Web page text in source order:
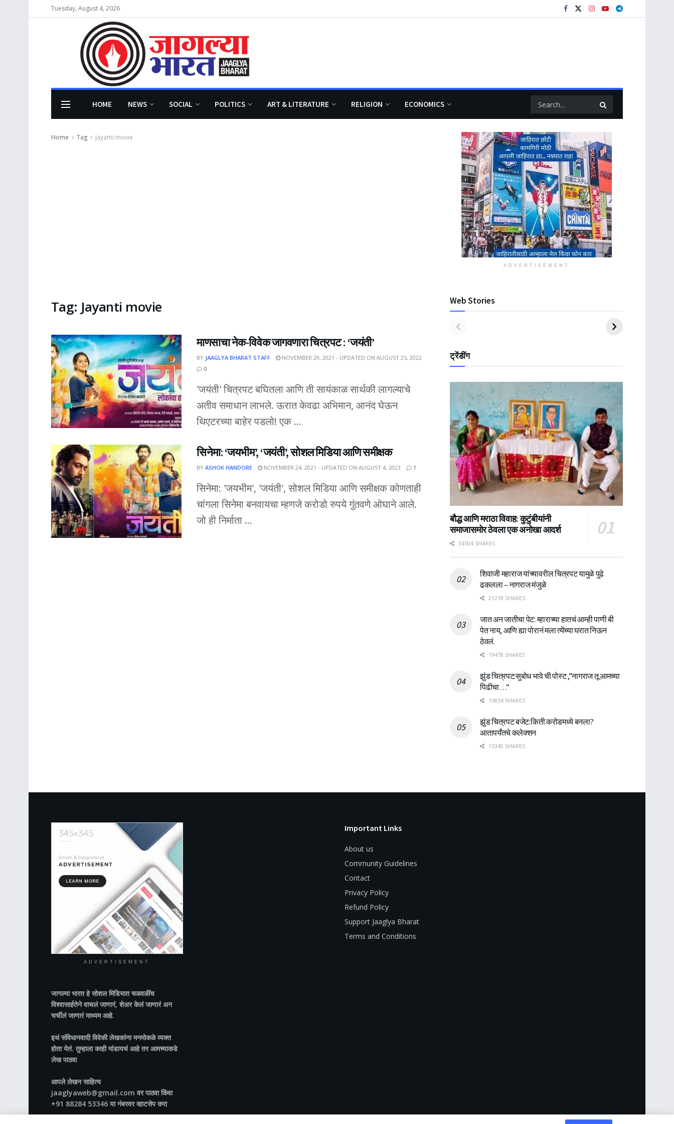
Tuesday, August 4, 2026
HOME NEWS SOCIAL POLITICS ART & LITERATURE RELIGION ECONOMICS
Home Tag Jayanti movie
Tag: Jayanti movie
माणसाचा नेक-विवेक जागवणारा चित्रपट : ‘जयंती’
BY JAAGLYA BHARAT STAFF
NOVEMBER 29, 2021 - UPDATED ON AUGUST 25, 2022
0
'जयंती' चित्रपट बघितला आणि ती सायंकाळ सार्थकी लागल्याचे
अतीव समाधान लाभले. ऊरात केवढा अभिमान, आनंद घेऊन
थिएटरच्या बाहेर पडलो! एक ...
सिनेमा: ‘जयभीम’, ‘जयंती’, सोशल मिडिया आणि समीक्षक
BY ASHOK HANDORE NOVEMBER 24, 2021 - UPDATED ON AUGUST 4, 2023 1
सिनेमा: 'जयभीम', 'जयंती', सोशल मिडिया आणि समीक्षक कोणताही
चांगला सिनेमा बनवायचा म्हणजे करोडो रुपये गुंतवणे ओघाने आले.
जो ही निर्माता ...
ADVERTISEMENT
Web Stories
ट्रेंडींग
बौद्ध आणि मराठा विवाह: कुटुंबीयांनी
समाजासमोर ठेवला एक अनोखा आदर्श
34504 SHARES
शिवाजी महाराज यांच्यावरील चित्रपट यामुळे पुढे
ढकलला – नागराज मंजुळे
21218 SHARES
जात अन जातीचा पेट: म्हाराच्या हातचं आम्ही पाणी बी
पेत नाय, आणि ह्या पोरानं मला त्येंच्या घरात निऊन
ठेवलं.
19478 SHARES
झुंड चित्रपट:सुबोध भावे ची पोस्ट ,”नागराज तू आमच्या
पिढीचा…”
15834 SHARES
झुंड चित्रपट बजेट:किती करोडमध्ये बनला?
आतापर्यँतचे कलेक्शन
15340 SHARES
ADVERTISEMENT
जागल्या भारतहे सोशल मिडियात चळवळींच
विश्वासार्हतेने वाचलं जाणारं, शेअर केलं जाणारं अन
चर्चीलं जाणारं माध्यम आहे.
इथं संविधानवादी विवेकी लेखकांना मनमोकळे व्यक्त
होता येतं. तुम्हाला काही मांडायचं आहे तर आमच्याकडे
लेख पाठवा
आपले लेखन साहित्य
jaaglyaweb@gmail.com वर पाठवा किंवा
+91 88284 53346 या नंबरवर व्हाटसेप करा
Important Links
About us
Community Guidelines
Contact
Privacy Policy
Refund Policy
Support Jaaglya Bharat
Terms and Conditions